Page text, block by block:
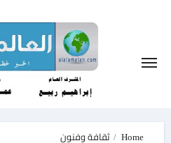
Home
ثقافة وفنون